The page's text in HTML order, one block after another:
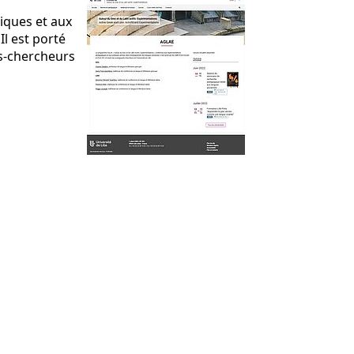
et aux
est porté
chercheurs